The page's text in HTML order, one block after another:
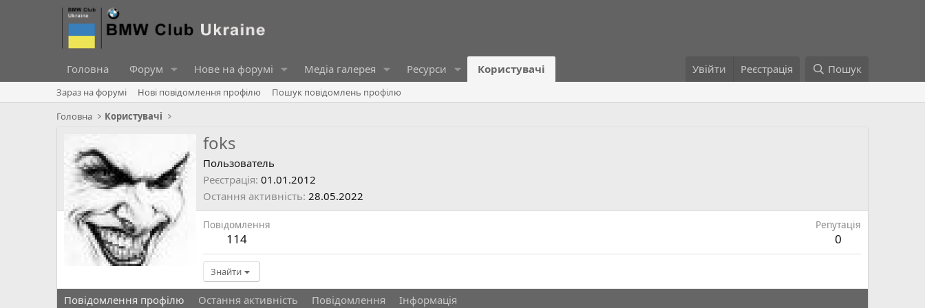
Головна Форум Нове на форумі Медіа галерея Ресурси Користувачі Увійти Реєстрація Пошук
Зараз на форумі Нові повідомлення профілю
Пошук повідомлень профілю
Головна
Користувачі
foks
Пользователь
Реєстрація 01.01.2012
Остання активність 28.05.2022
Повідомлення
114
Репутація
0
Знайти
Повідомлення профілю Остання активність Повідомлення Інформація